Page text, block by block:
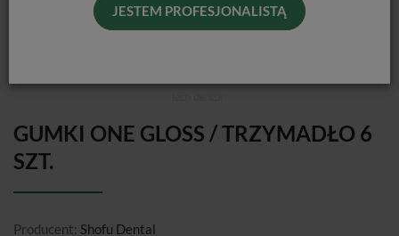
JESTEM PROFESJONALISTĄ
GUMKI ONE GLOSS / TRZYMADŁO 6
SZT.
Producent: Shofu Dental